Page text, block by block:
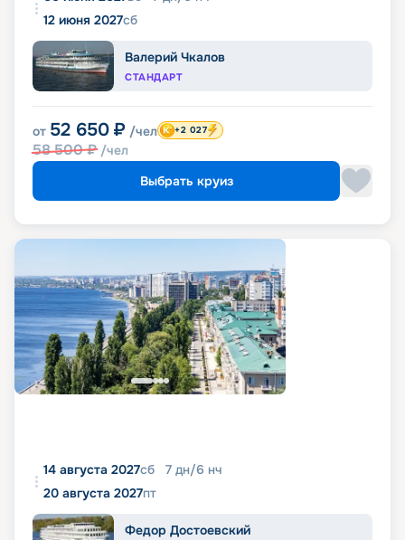
12 июня 2027сб
Валерий Чкалов
СТАНДАРТ
от 52 650 ₽ /чел
58 500₽ /чел
+2 027
Выбрать круиз
14 августа 2027сб 7 дн/6 нч
20 августа 2027пт
Федор Достоевский